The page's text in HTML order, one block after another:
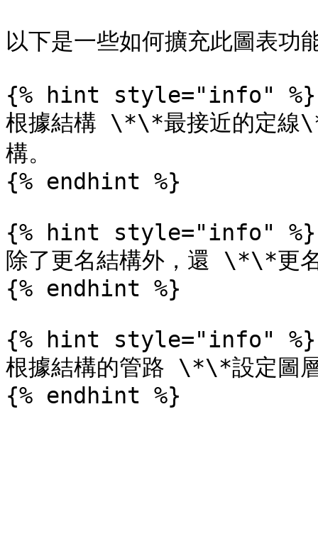
以下是一些如何擴充此圖表功
{% hint style="info" %}
根據結構 \*\*最接近的定線
構。
{% endhint %}
{% hint style="info" %}
除了更名結構外，還 \*\*更
{% endhint %}
{% hint style="info" %}
根據結構的管路 \*\*設定